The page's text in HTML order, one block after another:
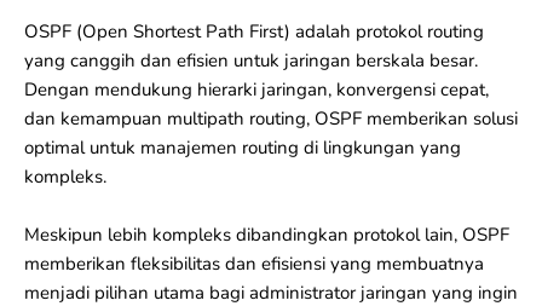
OSPF (Open Shortest Path First) adalah protokol routing
yang canggih dan efisien untuk jaringan berskala besar.
Dengan mendukung hierarki jaringan, konvergensi cepat,
dan kemampuan multipath routing, OSPF memberikan solusi
optimal untuk manajemen routing di lingkungan yang
kompleks.
Meskipun lebih kompleks dibandingkan protokol lain, OSPF
memberikan fleksibilitas dan efisiensi yang membuatnya
menjadi pilihan utama bagi administrator jaringan yang ingin